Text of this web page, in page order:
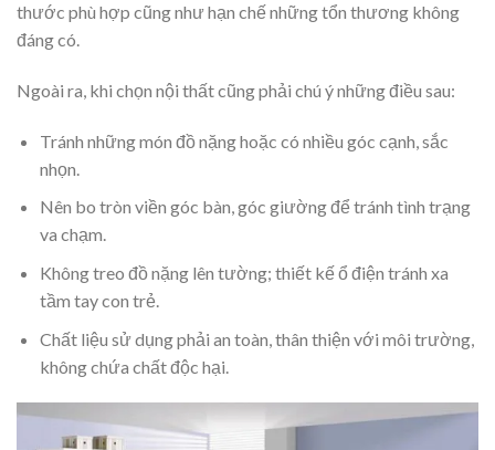
thước phù hợp cũng như hạn chế những tổn thương không
đáng có.
Ngoài ra, khi chọn nội thất cũng phải chú ý những điều sau:
Tránh những món đồ nặng hoặc có nhiều góc cạnh, sắc
nhọn.
Nên bo tròn viền góc bàn, góc giường để tránh tình trạng
va chạm.
Không treo đồ nặng lên tường; thiết kế ổ điện tránh xa
tầm tay con trẻ.
Chất liệu sử dụng phải an toàn, thân thiện với môi trường,
không chứa chất độc hại.